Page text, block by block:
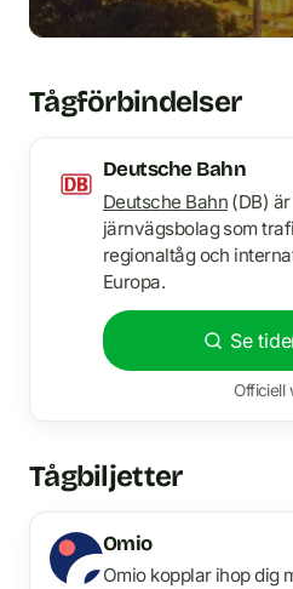
Tågförbindelser
Deutsche Bahn
Deutsche Bahn(DB) är
järnvägsbolag som
regionaltåg och
Europa.
Se
Officiell
Tågbiljetter
Omio
Omio kopplar ihop dig